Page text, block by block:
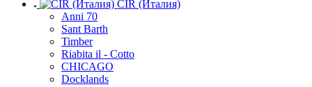
CIR (Италия)
Anni 70
Sant Barth
Timber
Riabita il - Cotto
CHICAGO
Docklands